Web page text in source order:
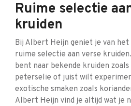
Ruime selectie
kruiden
Bij Albert Heijn geniet je van het
ruime selectie aan verse
bent naar bekende kruiden
peterselie of juist wilt
exotische smaken zoals
Albert Heijn vind je altijd wat je